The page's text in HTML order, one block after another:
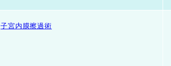
子宮内膜擦過術